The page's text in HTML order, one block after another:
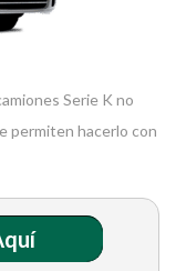
Serie K no
permiten hacerlo con